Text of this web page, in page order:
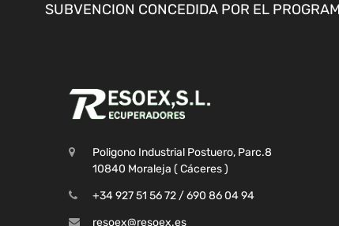
SUBVENCION CONCEDIDA POR EL
Poligono Industrial Postuero, Parc.8
10840 Moraleja ( Cáceres )
+34 927 51 56 72 / 690 86 04 94
resoex@resoex.es